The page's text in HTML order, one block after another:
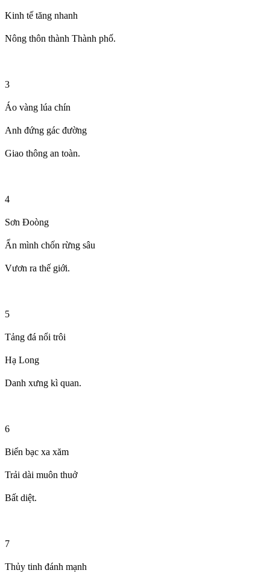
Kinh tế tăng nhanh
Nông thôn thành Thành phố.
3
Áo vàng lúa chín
Anh đứng gác đường
Giao thông an toàn.
4
Sơn Đoòng
Ẩn mình chốn rừng sâu
Vươn ra thế giới.
5
Tảng đá nổi trôi
Hạ Long
Danh xưng kì quan.
6
Biển bạc xa xăm
Trải dài muôn thuở
Bất diệt.
7
Thủy tinh đánh mạnh